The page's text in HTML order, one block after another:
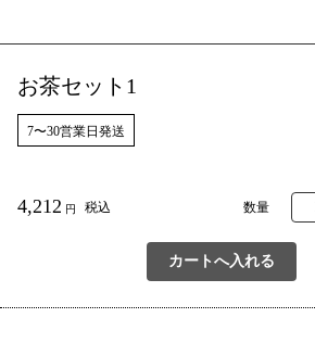
お茶セット1
7〜30営業日発送
4,212 円 税込 数量
カートへ入れる